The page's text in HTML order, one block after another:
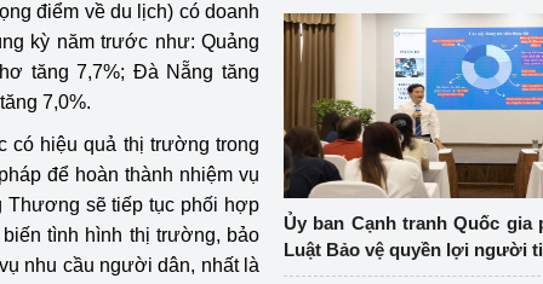
điểm về du lịch) có doanh
kỳ năm trước như: Quảng
tăng 7,7%; Đà Nẵng tăng
7,0%.
có hiệu quả thị trường trong
để hoàn thành nhiệm vụ
Thương sẽ tiếp tục phối hợp
tình hình thị trường, bảo
nhu cầu người dân, nhất là
Ủy ban Cạnh tranh Quốc gia
Luật Bảo vệ quyền lợi người